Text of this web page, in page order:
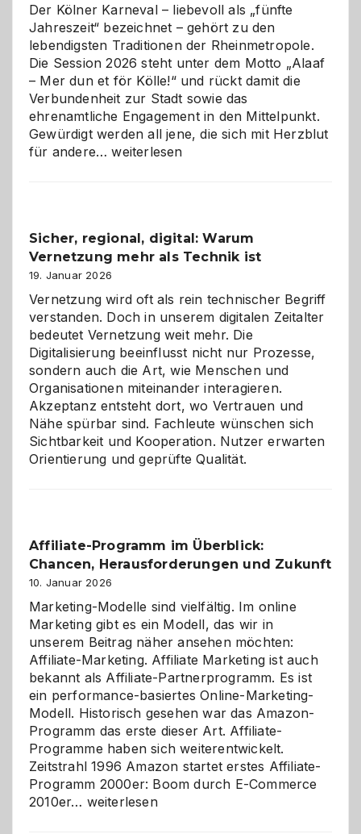
Der Kölner Karneval – liebevoll als „fünfte
Jahreszeit“ bezeichnet – gehört zu den
lebendigsten Traditionen der Rheinmetropole.
Die Session 2026 steht unter dem Motto „Alaaf
– Mer dun et för Kölle!“ und rückt damit die
Verbundenheit zur Stadt sowie das
ehrenamtliche Engagement in den Mittelpunkt.
Gewürdigt werden all jene, die sich mit Herzblut
für andere…Kölner
ein
dreifaches
Alaaf!
weiterlesen
Sicher, regional, digital: Warum
Vernetzung mehr als Technik ist
19. Januar 2026
Vernetzung wird oft als rein technischer Begriff
verstanden. Doch in unserem digitalen Zeitalter
bedeutet Vernetzung weit mehr. Die
Digitalisierung beeinflusst nicht nur Prozesse,
sondern auch die Art, wie Menschen und
Organisationen miteinander interagieren.
Akzeptanz entsteht dort, wo Vertrauen und
Nähe spürbar sind. Fachleute wünschen sich
Sichtbarkeit und Kooperation. Nutzer erwarten
Orientierung und geprüfte Qualität.
Affiliate-Programm im Überblick:
Chancen, Herausforderungen und Zukunft
10. Januar 2026
Marketing-Modelle sind vielfältig. Im online
Marketing gibt es ein Modell, das wir in
unserem Beitrag näher ansehen möchten:
Affiliate-Marketing. Affiliate Marketing ist auch
bekannt als Affiliate-Partnerprogramm. Es ist
ein performance-basiertes Online-Marketing-
Modell. Historisch gesehen war das Amazon-
Programm das erste dieser Art. Affiliate-
Programme haben sich weiterentwickelt.
Zeitstrahl 1996 Amazon startet erstes Affiliate-
Programm 2000er: Boom durch E-Commerce
2010er… Affiliate-
weiterlesen